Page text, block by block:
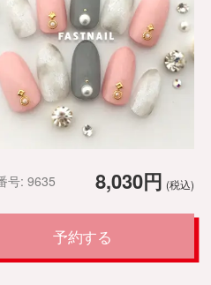
8,030円 (税込)
号: 9635
予約する